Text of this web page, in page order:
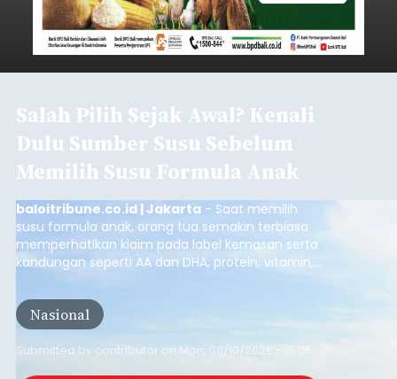
Salah Pilih Sejak Awal? Kenali
Dulu Sumber Susu Sebelum
Memilih Susu Formula Anak
baloitribune.co.id | Jakarta - Saat memilih
susu formula anak, orang tua semakin terbiasa
memperhatikan klaim pada label kemasan serta
kandungan seperti AA dan DHA, protein, vitamin,
yang belum banyak dicermati adalah dari mana
sumber susu yang digunakan.
Nasional
Submitted by contributor on Mon, 08/10/2026 - 15:05